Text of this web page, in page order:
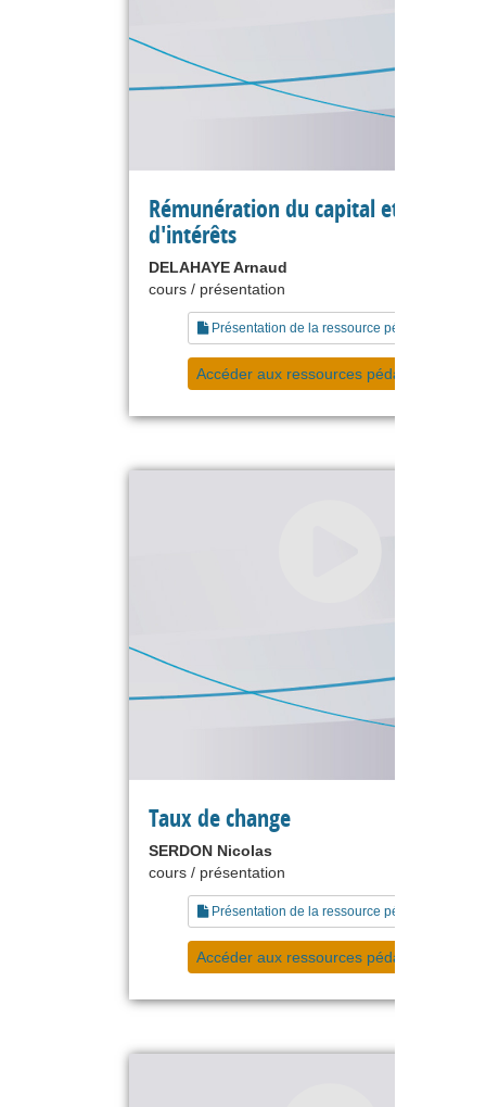
Rémunération du capital et taux
d'intérêts
DELAHAYE Arnaud
cours / présentation
Présentation de la ressource pédagogique
Accéder aux ressources pédagogiques
Taux de change
SERDON Nicolas
cours / présentation
Présentation de la ressource pédagogique
Accéder aux ressources pédagogiques